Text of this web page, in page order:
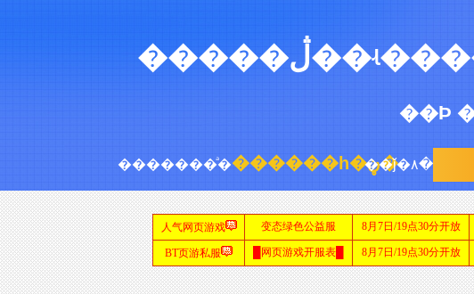
�������ͣ� ������һ�ڼ�
��ǰ�۸�